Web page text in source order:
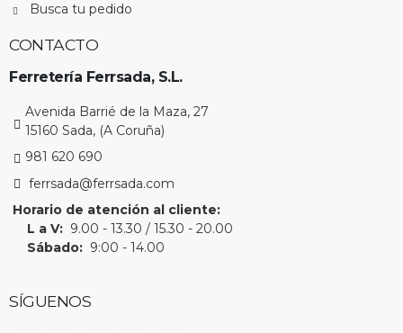
Busca tu pedido
CONTACTO
Ferretería Ferrsada, S.L.
Avenida Barrié de la Maza, 27
15160 Sada, (A Coruña)
981 620 690
ferrsada@ferrsada.com
Horario de atención al cliente:
L a V: 9.00 - 13.30 / 15.30 - 20.00
Sábado: 9:00 - 14.00
SÍGUENOS